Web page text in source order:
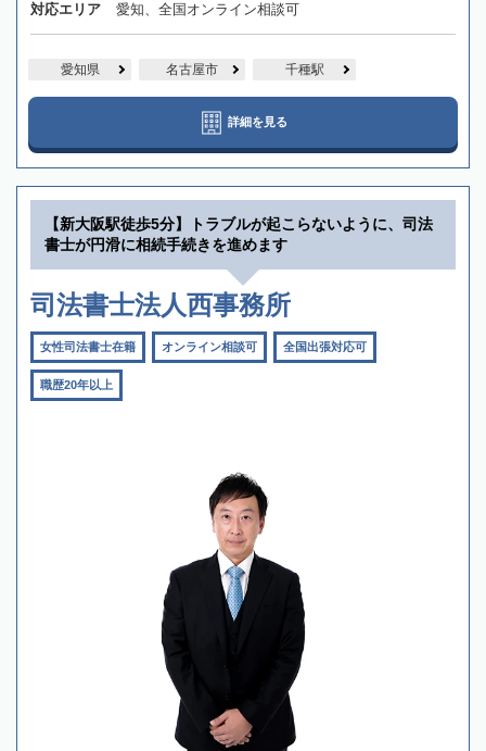
対応エリア 愛知、全国オンライン相談可
愛知県 名古屋市 千種駅
詳細を見る
【新大阪駅徒歩5分】トラブルが起こらないように、司法
書士が円滑に相続手続きを進めます
司法書士法人西事務所
女性司法書士在籍 オンライン相談可 全国出張対応可
職歴20年以上